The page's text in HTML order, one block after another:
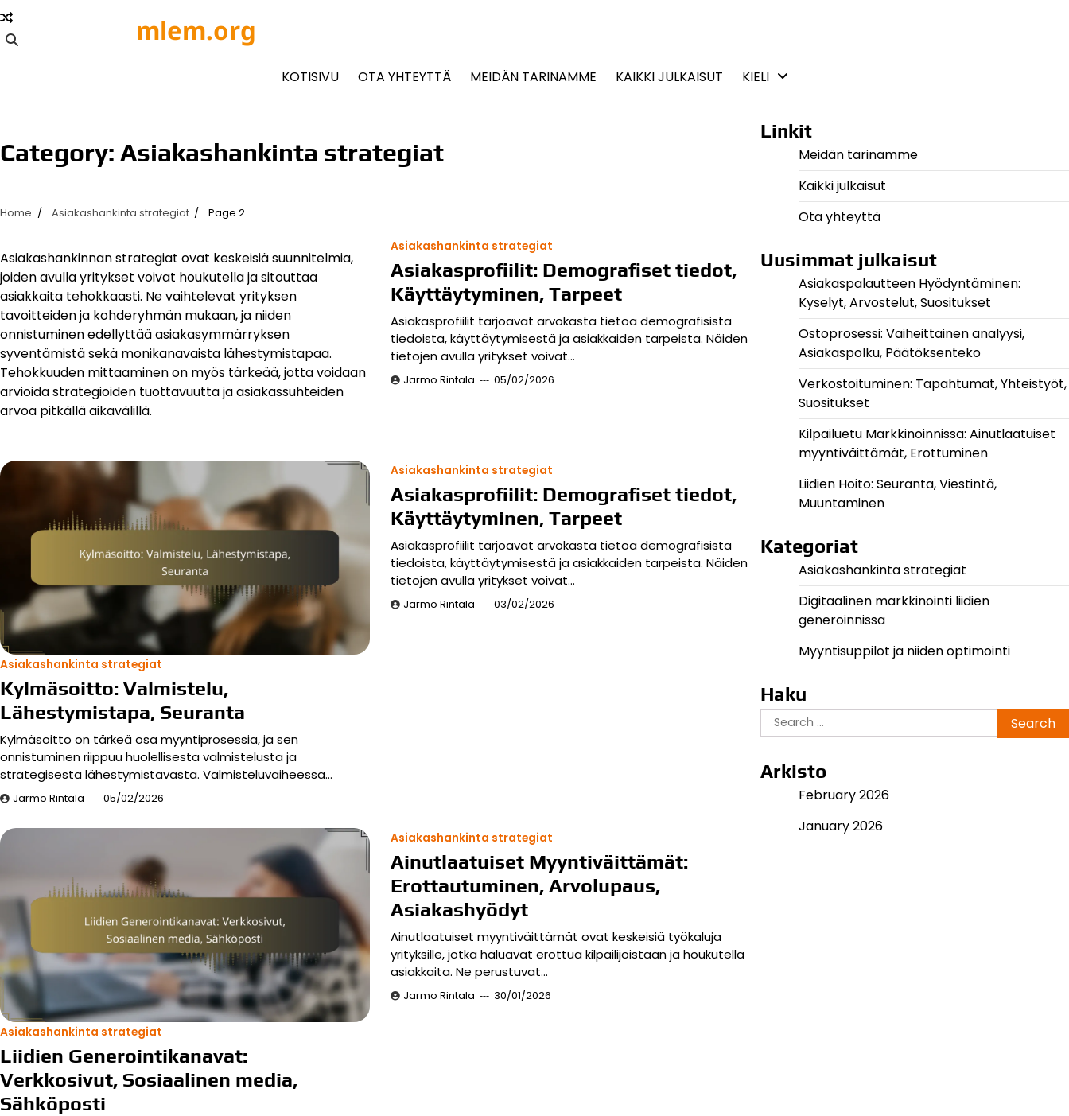
Skip
to
content
mlem.org
KOTISIVU OTA YHTEYTTÄ MEIDÄN TARINAMME KAIKKI JULKAISUT KIELI
Category: Asiakashankinta strategiat
Home Asiakashankinta strategiat Page 2
Asiakashankinnan strategiat ovat keskeisiä suunnitelmia,
joiden avulla yritykset voivat houkutella ja sitouttaa
asiakkaita tehokkaasti. Ne vaihtelevat yrityksen
tavoitteiden ja kohderyhmän mukaan, ja niiden
onnistuminen edellyttää asiakasymmärryksen
syventämistä sekä monikanavaista lähestymistapaa.
Tehokkuuden mittaaminen on myös tärkeää, jotta voidaan
arvioida strategioiden tuottavuutta ja asiakassuhteiden
arvoa pitkällä aikavälillä.
Asiakashankinta strategiat
Asiakasprofiilit: Demografiset tiedot,
Käyttäytyminen, Tarpeet
Asiakasprofiilit tarjoavat arvokasta tietoa demografisista
tiedoista, käyttäytymisestä ja asiakkaiden tarpeista. Näiden
tietojen avulla yritykset voivat…
Jarmo Rintala 05/02/2026
Asiakashankinta strategiat
Kylmäsoitto: Valmistelu,
Lähestymistapa, Seuranta
Kylmäsoitto on tärkeä osa myyntiprosessia, ja sen
onnistuminen riippuu huolellisesta valmistelusta ja
strategisesta lähestymistavasta. Valmisteluvaiheessa…
Jarmo Rintala 05/02/2026
Asiakashankinta strategiat
Asiakasprofiilit: Demografiset tiedot,
Käyttäytyminen, Tarpeet
Asiakasprofiilit tarjoavat arvokasta tietoa demografisista
tiedoista, käyttäytymisestä ja asiakkaiden tarpeista. Näiden
tietojen avulla yritykset voivat…
Jarmo Rintala 03/02/2026
Asiakashankinta strategiat
Liidien Generointikanavat:
Verkkosivut, Sosiaalinen media,
Sähköposti
Asiakashankinta strategiat
Ainutlaatuiset Myyntiväittämät:
Erottautuminen, Arvolupaus,
Asiakashyödyt
Ainutlaatuiset myyntiväittämät ovat keskeisiä työkaluja
yrityksille, jotka haluavat erottua kilpailijoistaan ja houkutella
asiakkaita. Ne perustuvat…
Jarmo Rintala 30/01/2026
Linkit
Meidän tarinamme
Kaikki julkaisut
Ota yhteyttä
Uusimmat julkaisut
Asiakaspalautteen Hyödyntäminen:
Kyselyt, Arvostelut, Suositukset
Ostoprosessi: Vaiheittainen analyysi,
Asiakaspolku, Päätöksenteko
Verkostoituminen: Tapahtumat, Yhteistyöt,
Suositukset
Kilpailuetu Markkinoinnissa: Ainutlaatuiset
myyntiväittämät, Erottuminen
Liidien Hoito: Seuranta, Viestintä,
Muuntaminen
Kategoriat
Asiakashankinta strategiat
Digitaalinen markkinointi liidien
generoinnissa
Myyntisuppilot ja niiden optimointi
Haku
Search
for:
Arkisto
February 2026
January 2026